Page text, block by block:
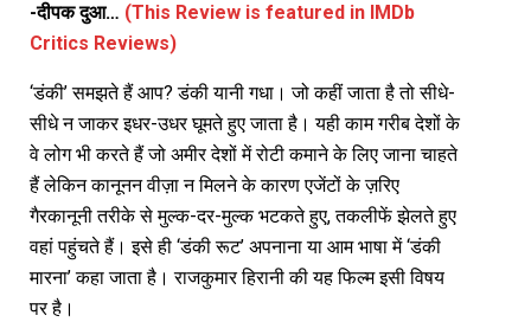
-दीपक दुआ… (This Review is featured in IMDb
Critics Reviews)
‘डंकी’ समझते हैं आप? डंकी यानी गधा। जो कहीं जाता है तो सीधे-
सीधे न जाकर इधर-उधर घूमते हुए जाता है। यही काम गरीब देशों के
वे लोग भी करते हैं जो अमीर देशों में रोटी कमाने के लिए जाना चाहते
हैं लेकिन कानूनन वीज़ा न मिलने के कारण एजेंटों के ज़रिए
गैरकानूनी तरीके से मुल्क-दर-मुल्क भटकते हुए, तकलीफें झेलते हुए
वहां पहुंचते हैं। इसे ही ‘डंकी रूट’ अपनाना या आम भाषा में ‘डंकी
मारना’ कहा जाता है। राजकुमार हिरानी की यह फिल्म इसी विषय
पर है।